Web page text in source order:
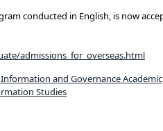
conducted in English, is now
admissions_for_overseas.html
and Governance
Studies